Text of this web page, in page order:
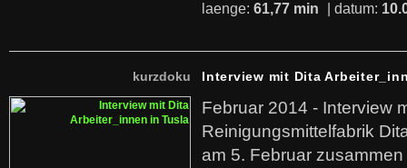
laenge: 61,77 min | datum:
kurzdoku Interview mit Dita
Februar 2014 - Interview
Reinigungsmittelfabrik
am 5. Februar